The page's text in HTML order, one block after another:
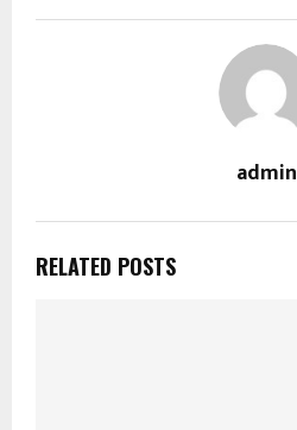
admin
RELATED POSTS